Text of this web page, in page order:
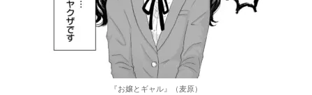
『お嬢とギャル』（麦原）